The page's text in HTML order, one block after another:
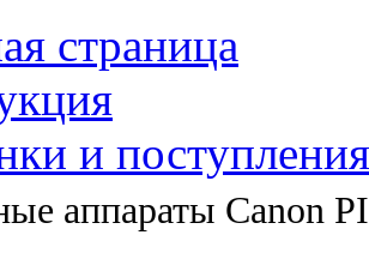
страница
и поступления
аппараты Canon